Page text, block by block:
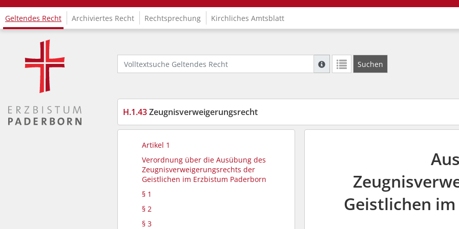
Logo Fachinformationssystem Kirchenrecht
Geltendes Recht Archiviertes Recht Rechtsprechung Kirchliches Amtsblatt
Volltextsuche Geltendes Recht
Suche mit Platzhalter "*", Bsp. Pfarrer*,
Suchen
H.1.43Zeugnisverweigerungsrecht
Artikel 1
Verordnung über die Ausübung des
Zeugnisverweigerungsrechts der
Geistlichen im Erzbistum Paderborn
§ 1
§ 2
§ 3
Geistlichen